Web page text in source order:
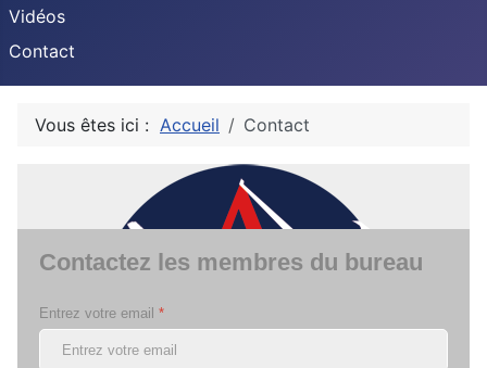
Vidéos
Contact
Vous êtes ici : Accueil Contact
Contactez les membres du bureau
Entrez votre email *